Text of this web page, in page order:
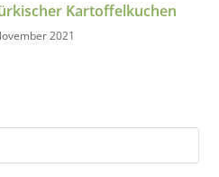
Kartoffelkuchen
2021